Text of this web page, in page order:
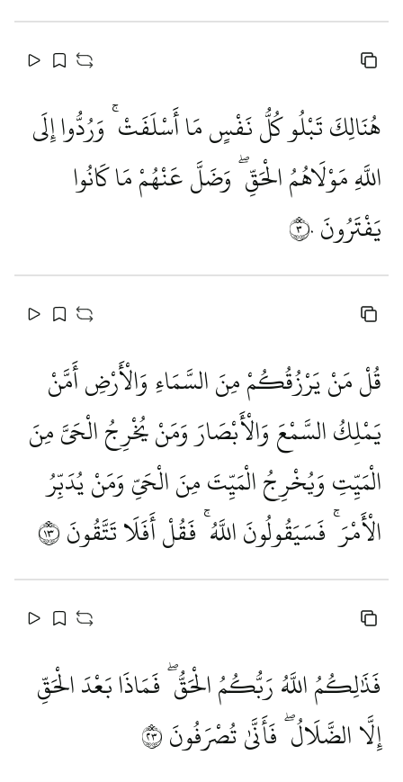
هُنَالِكَ تَبْلُو كُلُّ نَفْسٍ مَا أَسْلَفَتْ ۚ وَرُدُّوا إِلَى
اللَّهِ مَوْلَاهُمُ الْحَقِّ ۖ وَضَلَّ عَنْهُمْ مَا كَانُوا
يَفْتَرُونَ٣٠
قُلْ مَنْ يَرْزُقُكُمْ مِنَ السَّمَاءِ وَالْأَرْضِ أَمَّنْ
يَمْلِكُ السَّمْعَ وَالْأَبْصَارَ وَمَنْ يُخْرِجُ الْحَيَّ مِنَ
الْمَيِّتِ وَيُخْرِجُ الْمَيِّتَ مِنَ الْحَيِّ وَمَنْ يُدَبِّرُ
الْأَمْرَ ۚ فَسَيَقُولُونَ اللَّهُ ۚ فَقُلْ أَفَلَا تَتَّقُونَ٣١
فَذَٰلِكُمُ اللَّهُ رَبُّكُمُ الْحَقُّ ۖ فَمَاذَا بَعْدَ الْحَقِّ
إِلَّا الضَّلَالُ ۖ فَأَنَّىٰ تُصْرَفُونَ٣٢